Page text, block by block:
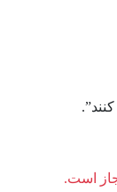
است.